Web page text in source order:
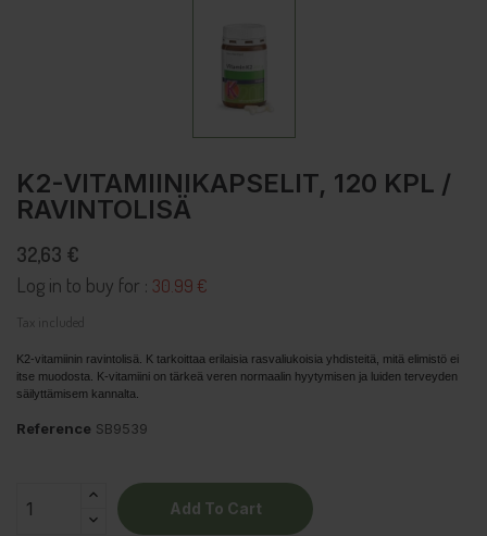
K2-VITAMIINIKAPSELIT, 120 KPL /
RAVINTOLISÄ
32,63 €
Log in to buy for : 30.99 €
Tax included
K2-vitamiinin ravintolisä. K tarkoittaa erilaisia rasvaliukoisia yhdisteitä, mitä elimistö ei
itse muodosta. K-vitamiini on tärkeä veren normaalin hyytymisen ja luiden terveyden
säilyttämisem kannalta.
Reference SB9539
Add To Cart